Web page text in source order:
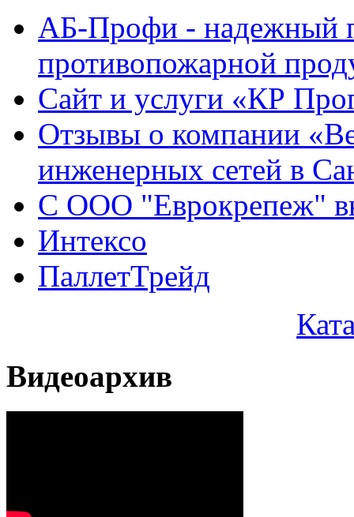
АБ-Профи - надежный
противопожарной
Сайт и услуги «КР
Отзывы о компании
инженерных сетей в
С ООО "Еврокрепеж"
Интексо
ПаллетТрейд
Видеоархив